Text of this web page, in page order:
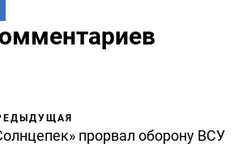
прорвал оборону ВСУ